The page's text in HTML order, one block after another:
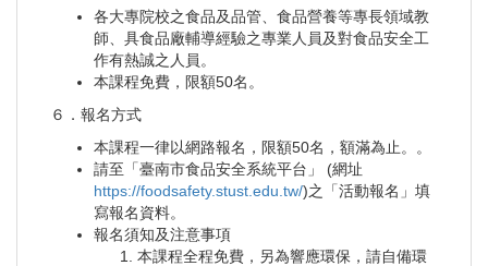
各大專院校之食品及品管、食品營養等專長領域教
師、具食品廠輔導經驗之專業人員及對食品安全工
作有熱誠之人員。
本課程免費，限額50名。
６．報名方式
本課程一律以網路報名，限額50名，額滿為止。。
請至「臺南市食品安全系統平台」 (網址
https://foodsafety.stust.edu.tw/)之「活動報名」填
寫報名資料。
報名須知及注意事項
本課程全程免費，另為響應環保，請自備環